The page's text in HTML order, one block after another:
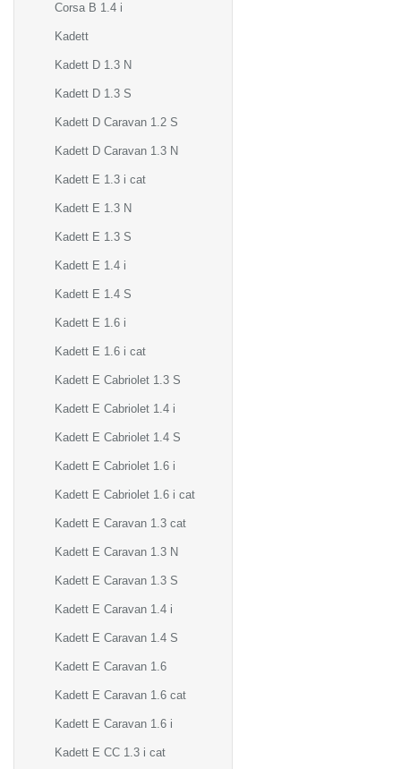
Corsa B 1.4 i
Kadett
Kadett D 1.3 N
Kadett D 1.3 S
Kadett D Caravan 1.2 S
Kadett D Caravan 1.3 N
Kadett E 1.3 i cat
Kadett E 1.3 N
Kadett E 1.3 S
Kadett E 1.4 i
Kadett E 1.4 S
Kadett E 1.6 i
Kadett E 1.6 i cat
Kadett E Cabriolet 1.3 S
Kadett E Cabriolet 1.4 i
Kadett E Cabriolet 1.4 S
Kadett E Cabriolet 1.6 i
Kadett E Cabriolet 1.6 i cat
Kadett E Caravan 1.3 cat
Kadett E Caravan 1.3 N
Kadett E Caravan 1.3 S
Kadett E Caravan 1.4 i
Kadett E Caravan 1.4 S
Kadett E Caravan 1.6
Kadett E Caravan 1.6 cat
Kadett E Caravan 1.6 i
Kadett E CC 1.3 i cat